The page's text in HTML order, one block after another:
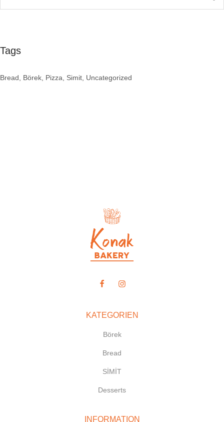
Tags
Bread Börek Pizza Simit Uncategorized
KATEGORIEN
Börek
Bread
SİMİT
Desserts
INFORMATION